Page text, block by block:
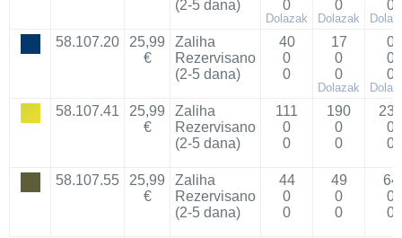
(2-5 dana) 0
Dolazak
0
Dolazak
0
58.107.20
25,99
€
Zaliha
Rezervisano
(2-5 dana)
40
0
0
17
0
0
Dolazak
0
0
0
58.107.41
25,99
€
Zaliha
Rezervisano
(2-5 dana)
111
0
0
190
0
0
232
0
0
58.107.55
25,99
€
Zaliha
Rezervisano
(2-5 dana)
44
0
0
49
0
0
64
0
0